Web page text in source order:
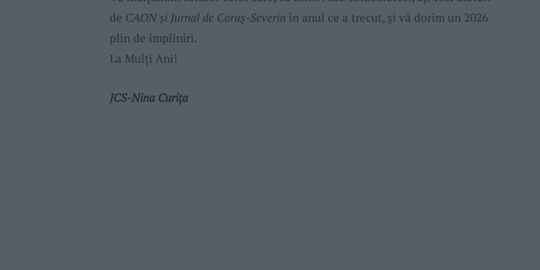
de CAON şi Jurnal de Caraş-Severin în anul ce a trecut, şi vă dorim un 2026
plin de împliniri.
La Mulţi Ani!
JCS-Nina Curiţa